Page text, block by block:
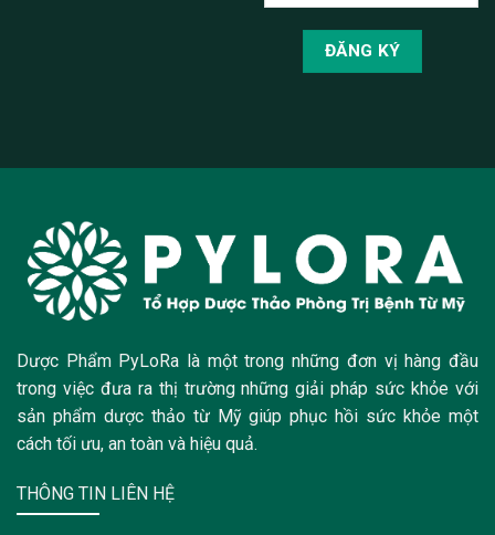
Dược Phẩm PyLoRa là một trong những đơn vị hàng đầu
trong việc đưa ra thị trường những giải pháp sức khỏe với
sản phẩm dược thảo từ Mỹ giúp phục hồi sức khỏe một
cách tối ưu, an toàn và hiệu quả.
THÔNG TIN LIÊN HỆ